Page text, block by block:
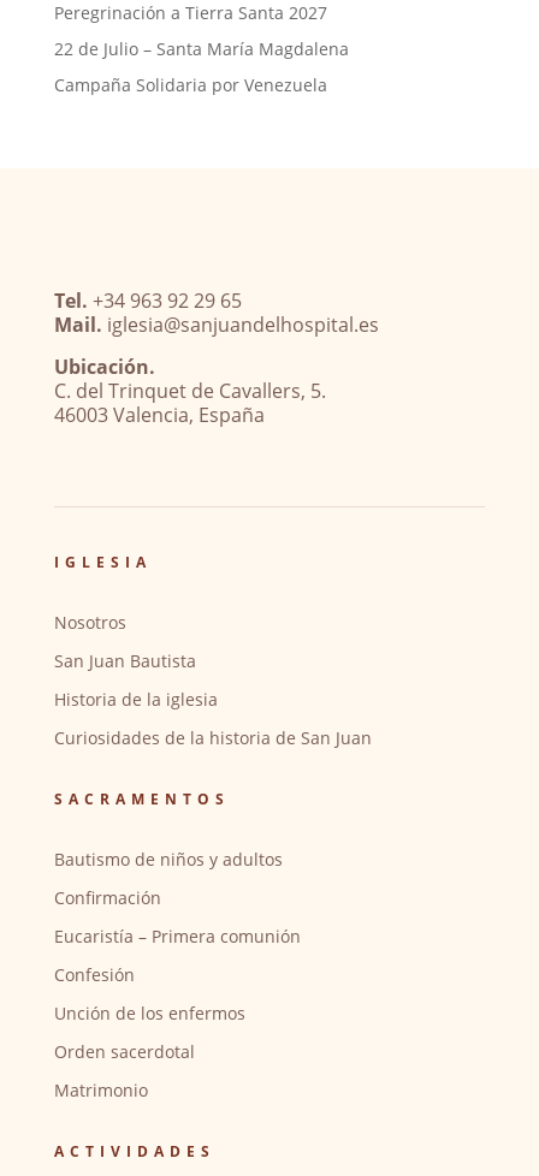
Peregrinación a Tierra Santa 2027
22 de Julio – Santa María Magdalena
Campaña Solidaria por Venezuela
Tel. +34 963 92 29 65
Mail. iglesia@sanjuandelhospital.es
Ubicación.
C. del Trinquet de Cavallers, 5.
46003 Valencia, España
IGLESIA
Nosotros
San Juan Bautista
Historia de la iglesia
Curiosidades de la historia de San Juan
SACRAMENTOS
Bautismo de niños y adultos
Confirmación
Eucaristía – Primera comunión
Confesión
Unción de los enfermos
Orden sacerdotal
Matrimonio
ACTIVIDADES